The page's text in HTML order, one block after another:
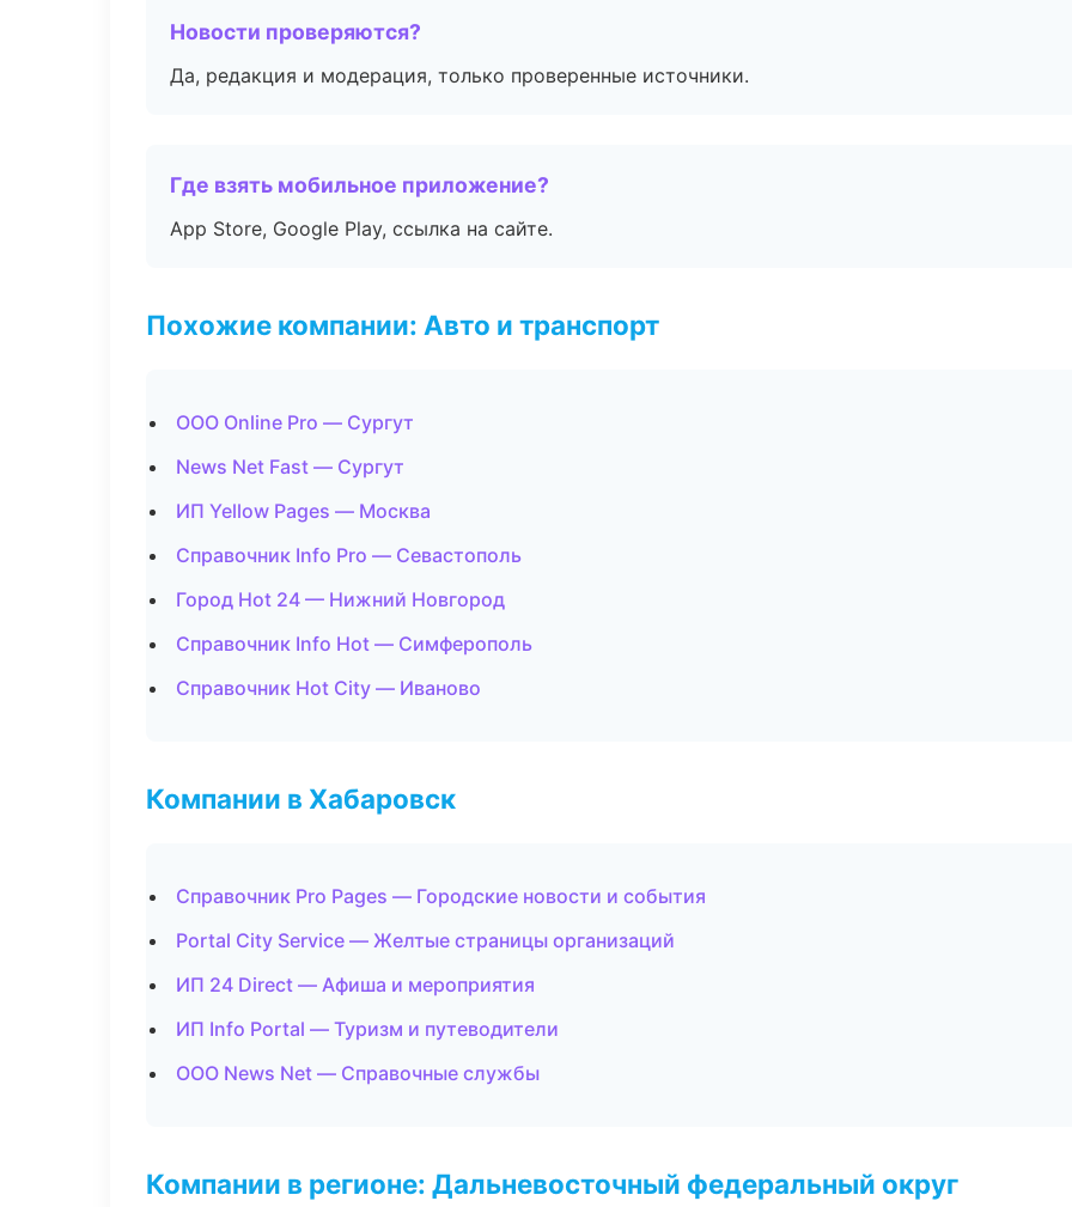
Новости проверяются?
Да, редакция и модерация, только проверенные источники.
Где взять мобильное приложение?
App Store, Google Play, ссылка на сайте.
Похожие компании: Авто и транспорт
ООО Online Pro — Сургут
News Net Fast — Сургут
ИП Yellow Pages — Москва
Справочник Info Pro — Севастополь
Город Hot 24 — Нижний Новгород
Справочник Info Hot — Симферополь
Справочник Hot City — Иваново
Компании в Хабаровск
Справочник Pro Pages — Городские новости и события
Portal City Service — Желтые страницы организаций
ИП 24 Direct — Афиша и мероприятия
ИП Info Portal — Туризм и путеводители
ООО News Net — Справочные службы
Компании в регионе: Дальневосточный федеральный округ